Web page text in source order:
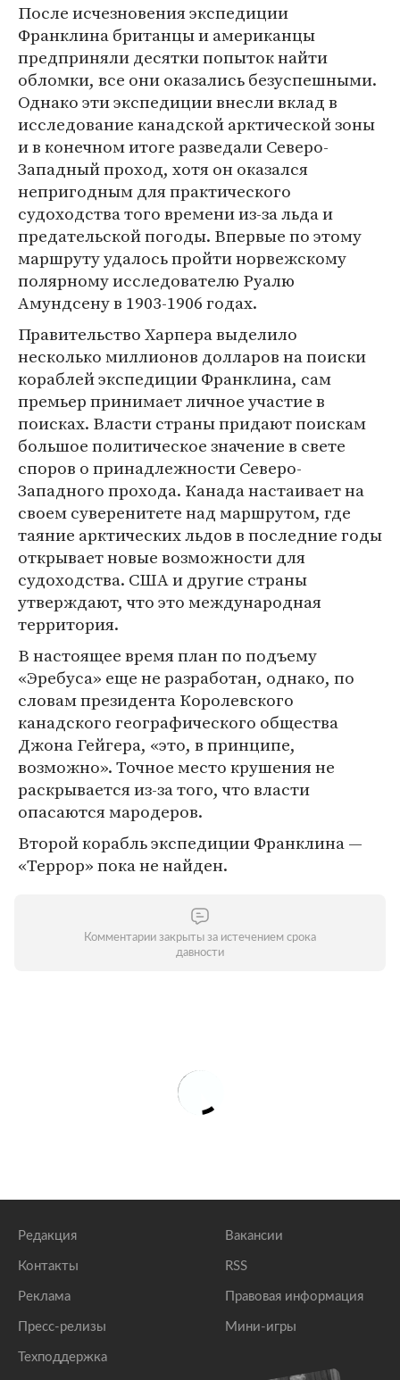
После исчезновения экспедиции
Франклина британцы и американцы
предприняли десятки попыток найти
обломки, все они оказались безуспешными.
Однако эти экспедиции внесли вклад в
исследование канадской арктической зоны
и в конечном итоге разведали Северо-
Западный проход, хотя он оказался
непригодным для практического
судоходства того времени из-за льда и
предательской погоды. Впервые по этому
маршруту удалось пройти норвежскому
полярному исследователю Руалю
Амундсену в 1903-1906 годах.
Правительство Харпера выделило
несколько миллионов долларов на поиски
кораблей экспедиции Франклина, сам
премьер принимает личное участие в
поисках. Власти страны придают поискам
большое политическое значение в свете
споров о принадлежности Северо-
Западного прохода. Канада настаивает на
своем суверенитете над маршрутом, где
таяние арктических льдов в последние годы
открывает новые возможности для
судоходства. США и другие страны
утверждают, что это международная
территория.
В настоящее время план по подъему
«Эребуса» еще не разработан, однако, по
словам президента Королевского
канадского географического общества
Джона Гейгера, «это, в принципе,
возможно». Точное место крушения не
раскрывается из-за того, что власти
опасаются мародеров.
Второй корабль экспедиции Франклина —
«Террор» пока не найден.
Комментарии закрыты за истечением срока
давности
Редакция
Контакты
Реклама
Пресс-релизы
Техподдержка
Вакансии
RSS
Правовая информация
Мини-игры